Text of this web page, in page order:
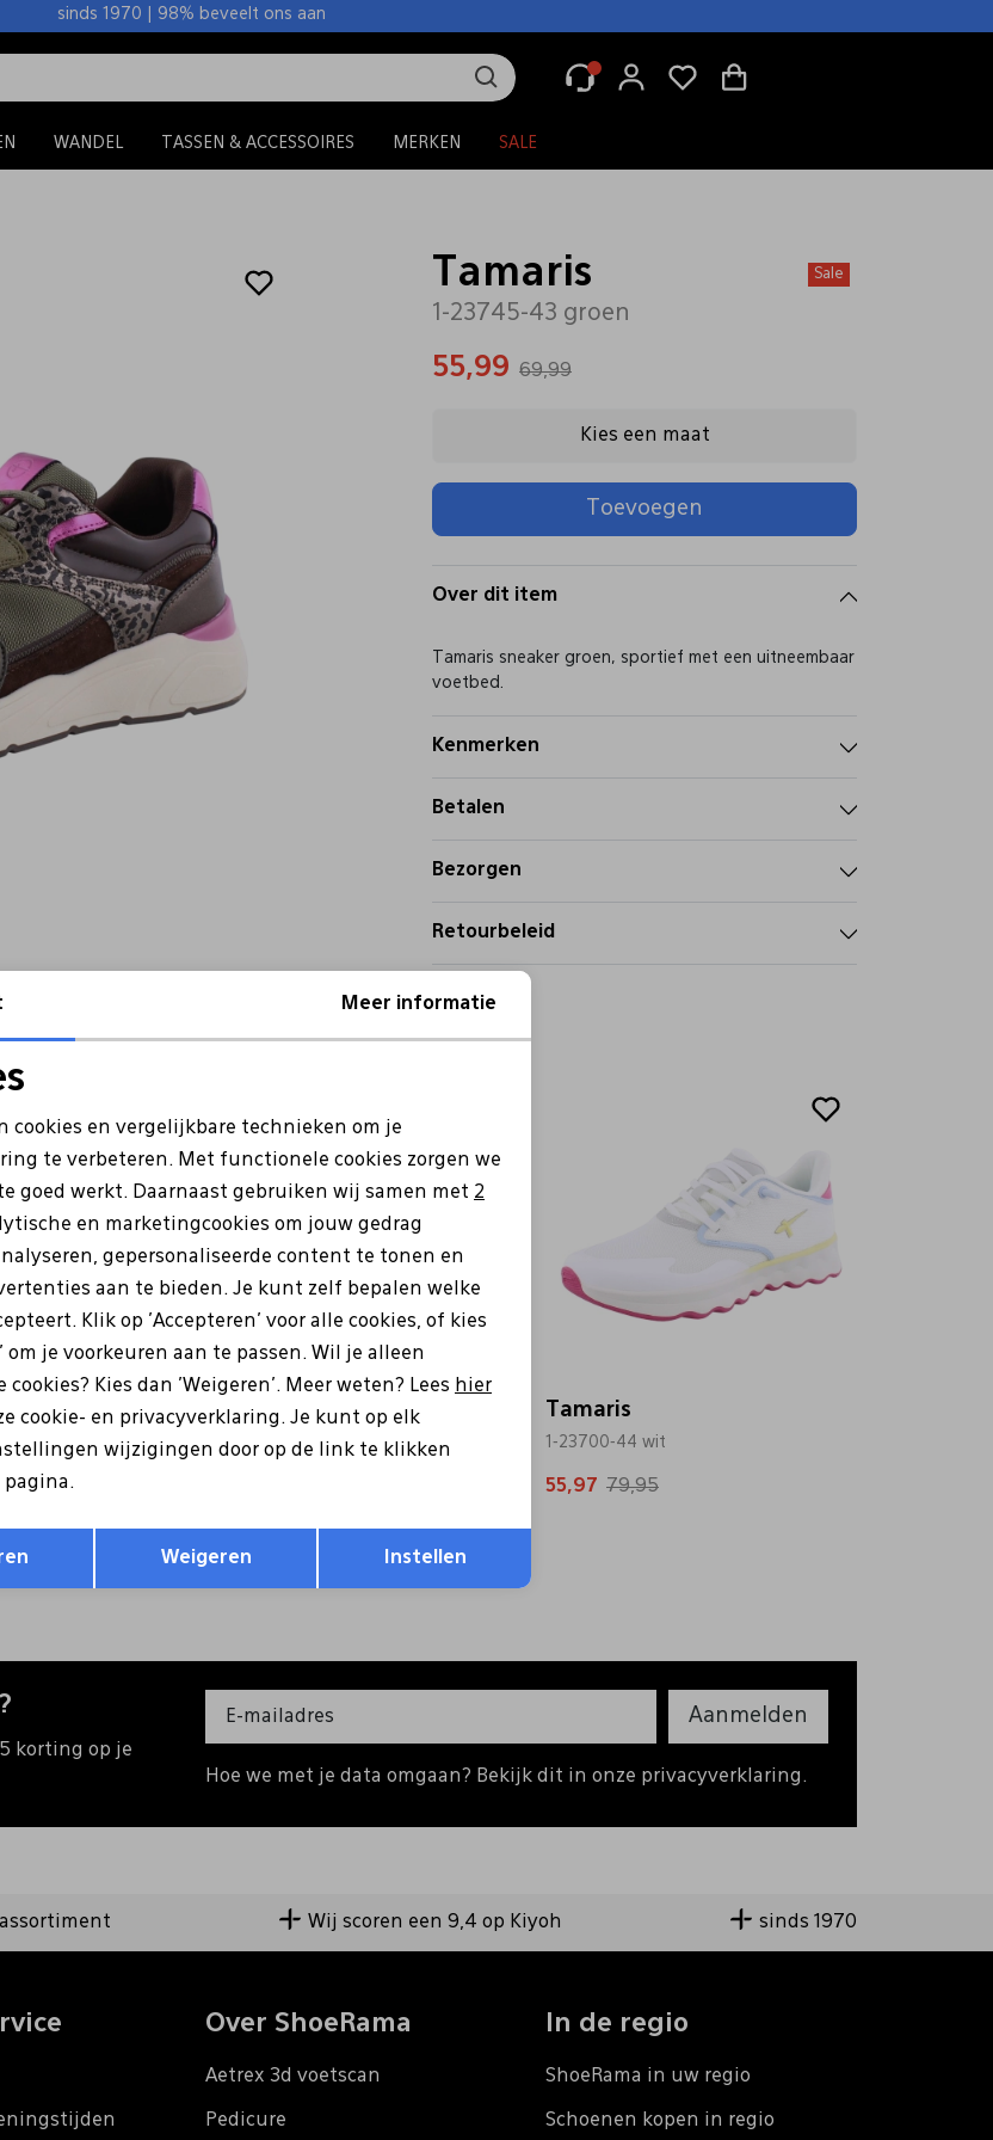
sinds 1970 | 98% beveelt ons aan
WANDEL TASSEN & ACCESSOIRES MERKEN SALE
Tamaris
1-23745-43 groen
Sale
55,99 69,99
Kies een maat
Toevoegen
Over dit item
Tamaris sneaker groen, sportief met een uitneembaar
voetbed.
Kenmerken
Betalen
Bezorgen
Retourbeleid
Tamaris
1-23723-44 beige
Tamaris
1-23700-44 wit
55,97 79,95
korting op je
Aanmelden
Hoe we met je data omgaan? Bekijk dit in onze privacyverklaring.
Wij scoren een 9,4 op Kiyoh sinds 1970
Over ShoeRama
Aetrex 3d voetscan
Pedicure
In de regio
ShoeRama in uw regio
Schoenen kopen in regio
cookies Marketing cookies
Opslaan
Meer informatie
cookies en vergelijkbare technieken om je
te verbeteren. Met functionele cookies zorgen we
goed werkt. Daarnaast gebruiken wij samen met 2
en marketingcookies om jouw gedrag
gepersonaliseerde content te tonen en
aan te bieden. Je kunt zelf bepalen welke
Klik op 'Accepteren' voor alle cookies, of kies
je voorkeuren aan te passen. Wil je alleen
cookies? Kies dan 'Weigeren'. Meer weten? Lees hier
cookie- en privacyverklaring. Je kunt op elk
wijzigingen door op de link te klikken
pagina.
Weigeren Instellen